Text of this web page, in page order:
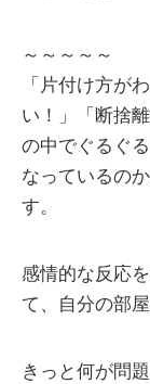
～～～～～
「片付け方が
い！」「断捨
の中でぐるぐ
なっているの
す。
感情的な反応
て、自分の部
きっと何が問